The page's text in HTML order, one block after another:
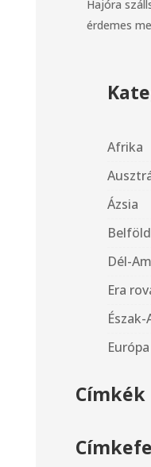
Hajóra
érdemes
Afrika
Ázsia
Belföld
Dél-
Era
Európa
Címkék